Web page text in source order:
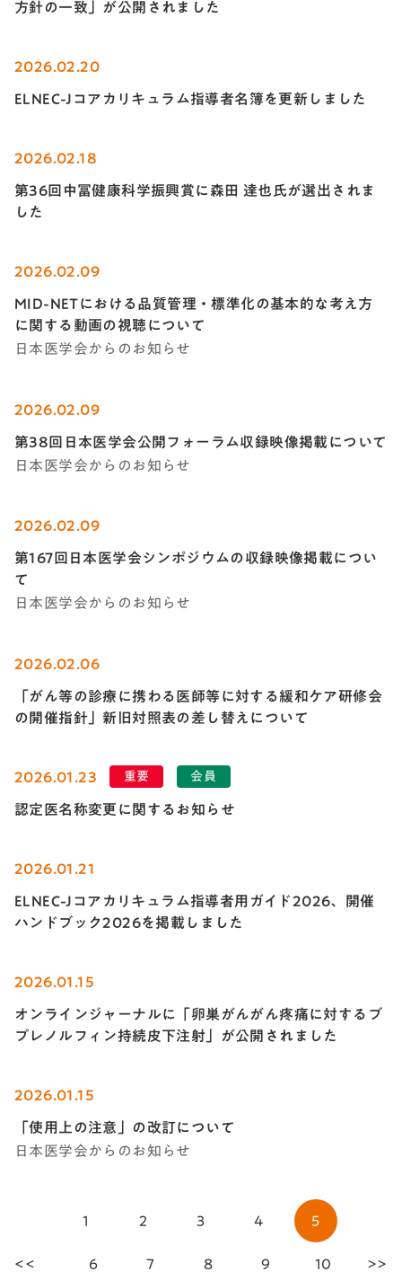
方針の一致」が公開されました
2026.02.20
ELNEC-Jコアカリキュラム指導者名簿を更新しました
2026.02.18
第36回中冨健康科学振興賞に森田 達也氏が選出されま
した
2026.02.09
MID-NETにおける品質管理・標準化の基本的な考え方
に関する動画の視聴について
日本医学会からのお知らせ
2026.02.09
第38回日本医学会公開フォーラム収録映像掲載について
日本医学会からのお知らせ
2026.02.09
第167回日本医学会シンポジウムの収録映像掲載につい
て
日本医学会からのお知らせ
2026.02.06
「がん等の診療に携わる医師等に対する緩和ケア研修会
の開催指針」新旧対照表の差し替えについて
2026.01.23 重要 会員
認定医名称変更に関するお知らせ
2026.01.21
ELNEC-Jコアカリキュラム指導者用ガイド2026、開催
ハンドブック2026を掲載しました
2026.01.15
オンラインジャーナルに「卵巣がんがん疼痛に対するブ
プレノルフィン持続皮下注射」が公開されました
2026.01.15
「使用上の注意」の改訂について
日本医学会からのお知らせ
<<
1 2 3 4 5
6 7 8 9 10 >>